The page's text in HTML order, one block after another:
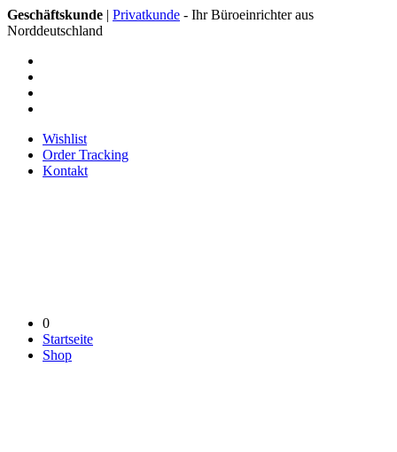
Geschäftskunde | Privatkunde - Ihr Büroeinrichter aus
Norddeutschland
Wishlist
Order Tracking
Kontakt
0
Startseite
Shop